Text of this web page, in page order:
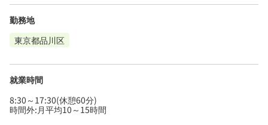
勤務地
東京都品川区
就業時間
8:30～17:30(休憩60分)
時間外:月平均10～15時間